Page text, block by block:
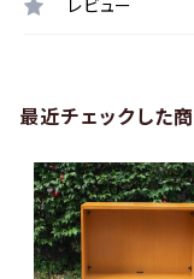
レビュー
最近チェックした